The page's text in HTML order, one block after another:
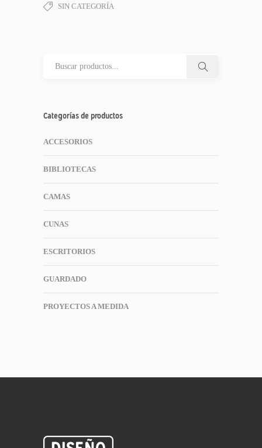
SIN CATEGORÍA
Categorías de productos
ACCESORIOS
BIBLIOTECAS
CAMAS
CUNAS
ESCRITORIOS
GUARDADO
PROYECTOS A MEDIDA